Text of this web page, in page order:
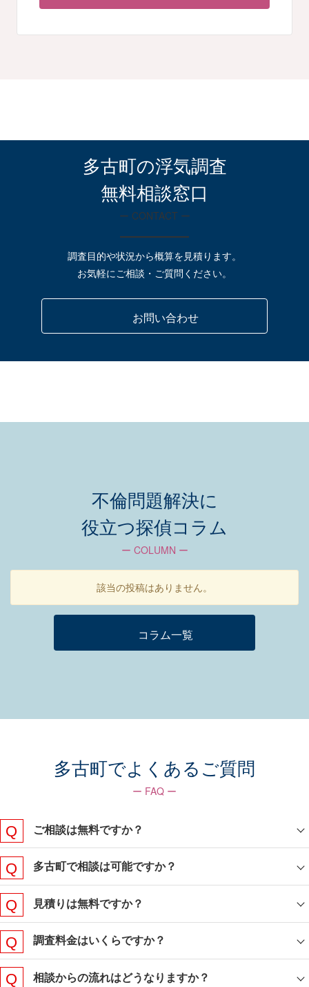
多古町の浮気調査
無料相談窓口
ー CONTACT ー
調査目的や状況から概算を見積ります。
お気軽にご相談・ご質問ください。
お問い合わせ
不倫問題解決に
役立つ探偵コラム
ー COLUMN ー
該当の投稿はありません。
コラム一覧
多古町でよくあるご質問
ー FAQ ー
ご相談は無料ですか？
多古町で相談は可能ですか？
見積りは無料ですか？
調査料金はいくらですか？
相談からの流れはどうなりますか？